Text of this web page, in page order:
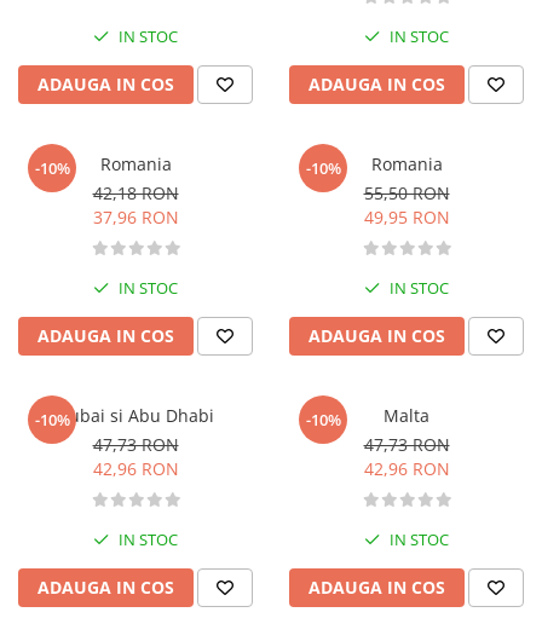
Crime, Thriller, Mistery
Fantasy
Literatura de divertisment
Literatura romana
Memorii si jurnale
Moderna, contemporana
Publicistica, eseu
Romance
Young adult
Filologie, Filosofie
Alimentatie vegetariana
IN STOC
ADAUGA IN COS
IN STOC
ADAUGA IN COS
-10%
Romania
42,18 RON
37,96 RON
IN STOC
ADAUGA IN COS
-10%
Romania
55,50 RON
49,95 RON
IN STOC
ADAUGA IN COS
-10%Dubai si Abu Dhabi
47,73 RON
42,96 RON
IN STOC
ADAUGA IN COS
-10%
Malta
47,73 RON
42,96 RON
IN STOC
ADAUGA IN COS